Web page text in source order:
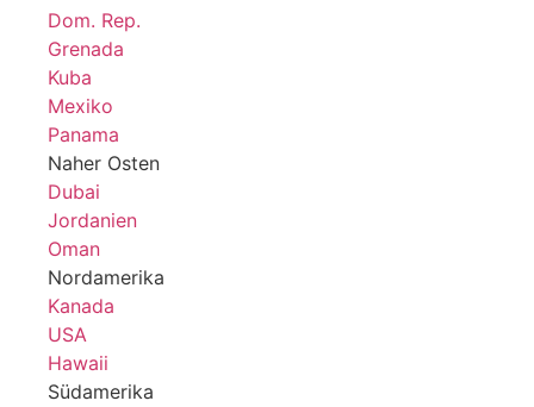
Dom. Rep.
Grenada
Kuba
Mexiko
Panama
Naher Osten
Dubai
Jordanien
Oman
Nordamerika
Kanada
USA
Hawaii
Südamerika